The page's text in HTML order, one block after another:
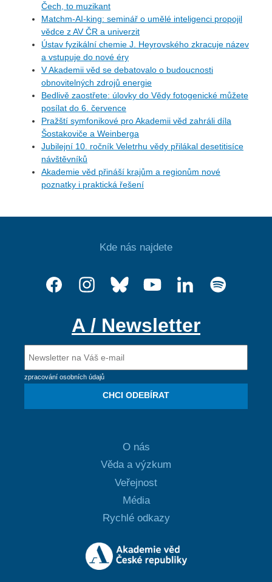
Čech, to muzikant
Matchm-AI-king: seminář o umělé inteligenci propojil
vědce z AV ČR a univerzit
Ústav fyzikální chemie J. Heyrovského zkracuje název
a vstupuje do nové éry
V Akademii věd se debatovalo o budoucnosti
obnovitelných zdrojů energie
Bedlivě zaostřete: úlovky do Vědy fotogenické můžete
posílat do 6. července
Pražští symfonikové pro Akademii věd zahráli díla
Šostakoviče a Weinberga
Jubilejní 10. ročník Veletrhu vědy přilákal desetitisíce
návštěvníků
Akademie věd přináší krajům a regionům nové
poznatky i praktická řešení
Kde nás najdete
A / Newsletter
zpracování osobních údajů
CHCI ODEBÍRAT
O nás
Věda a výzkum
Veřejnost
Média
Rychlé odkazy